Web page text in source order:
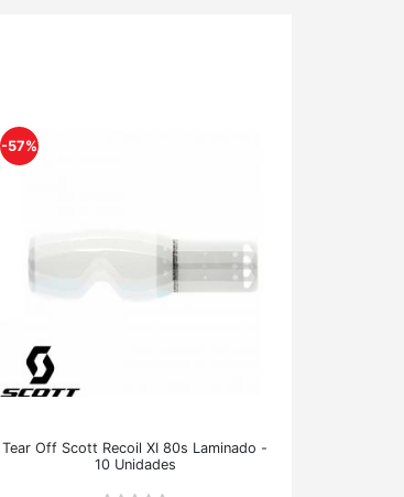
-57%
Tear Off Scott Recoil XI 80s Laminado -
10 Unidades